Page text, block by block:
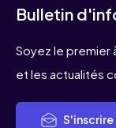
Bulletin
Soyez le premier
et les actualités